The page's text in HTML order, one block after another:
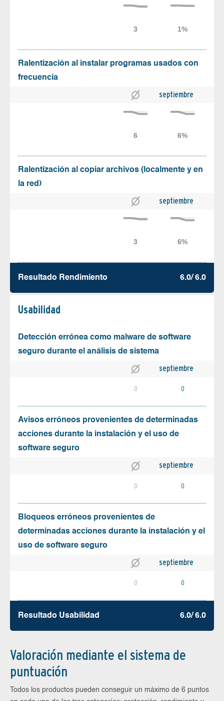
Ralentización al instalar programas usados con
frecuencia
septiembre
Ralentización al copiar archivos (localmente y en
la red)
septiembre
Resultado Rendimiento 6.0/ 6.0
Usabilidad
Detección errónea como malware de software
seguro durante el análisis de sistema
septiembre
0 0
Avisos erróneos provenientes de determinadas
acciones durante la instalación y el uso de
software seguro
septiembre
0 0
Bloqueos erróneos provenientes de
determinadas acciones durante la instalación y el
uso de software seguro
septiembre
0 0
Resultado Usabilidad 6.0/ 6.0
Valoración mediante el sistema de
puntuación
Todos los productos pueden conseguir un máximo de 6 puntos